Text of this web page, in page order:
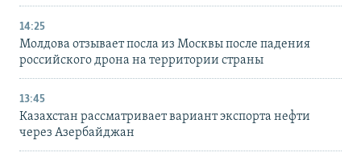
14:25
Молдова отзывает посла из Москвы после падения
российского дрона на территории страны
13:45
Казахстан рассматривает вариант экспорта нефти
через Азербайджан